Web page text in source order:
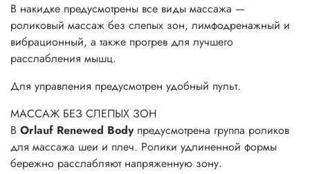
В накидке предусмотрены все виды массажа —
роликовый массаж без слепых зон, лимфодренажный и
вибрационный, а также прогрев для лучшего
расслабления мышц.
Для управления предусмотрен удобный пульт.
МАССАЖ БЕЗ СЛЕПЫХ ЗОН
В Orlauf Renewed Body предусмотрена группа роликов
для массажа шеи и плеч. Ролики удлиненной формы
бережно расслабляют напряженную зону.